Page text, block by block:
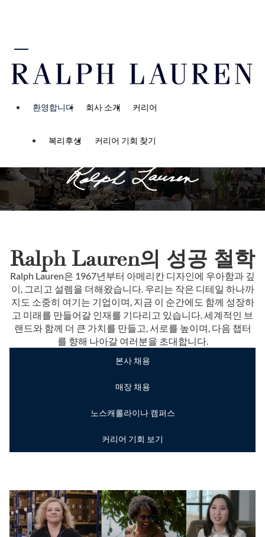
환영합니다 회사 소개 커리어
복리후생 커리어 기회 찾기
Start Your Ralph Lauren
Story
Be anything you
be many things.
Ralph Lauren의 성공 철학
Ralph Lauren은 1967년부터 아메리칸 디자인에 우아함과 깊
이, 그리고 설렘을 더해왔습니다. 우리는 작은 디테일 하나까
지도 소중히 여기는 기업이며, 지금 이 순간에도 함께 성장하
고 미래를 만들어갈 인재를 기다리고 있습니다. 세계적인 브
랜드와 함께 더 큰 가치를 만들고, 서로를 높이며, 다음 챕터
를 향해 나아갈 여러분을 초대합니다.
본사 채용
매장 채용
노스캐롤라이나 캠퍼스
커리어 기회 보기